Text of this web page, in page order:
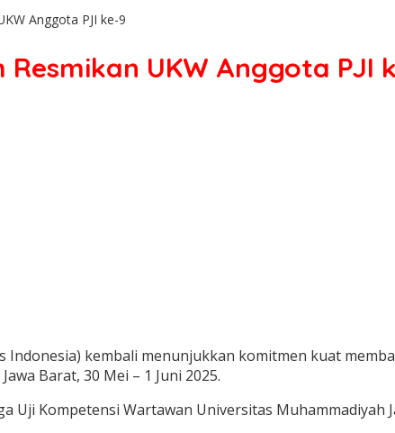
Anggota PJI ke-9
UKW Anggota PJI
Indonesia) kembali menunjukkan komitmen kuat
Barat, 30 Mei – 1 Juni 2025.
Uji Kompetensi Wartawan Universitas Muhammadiyah